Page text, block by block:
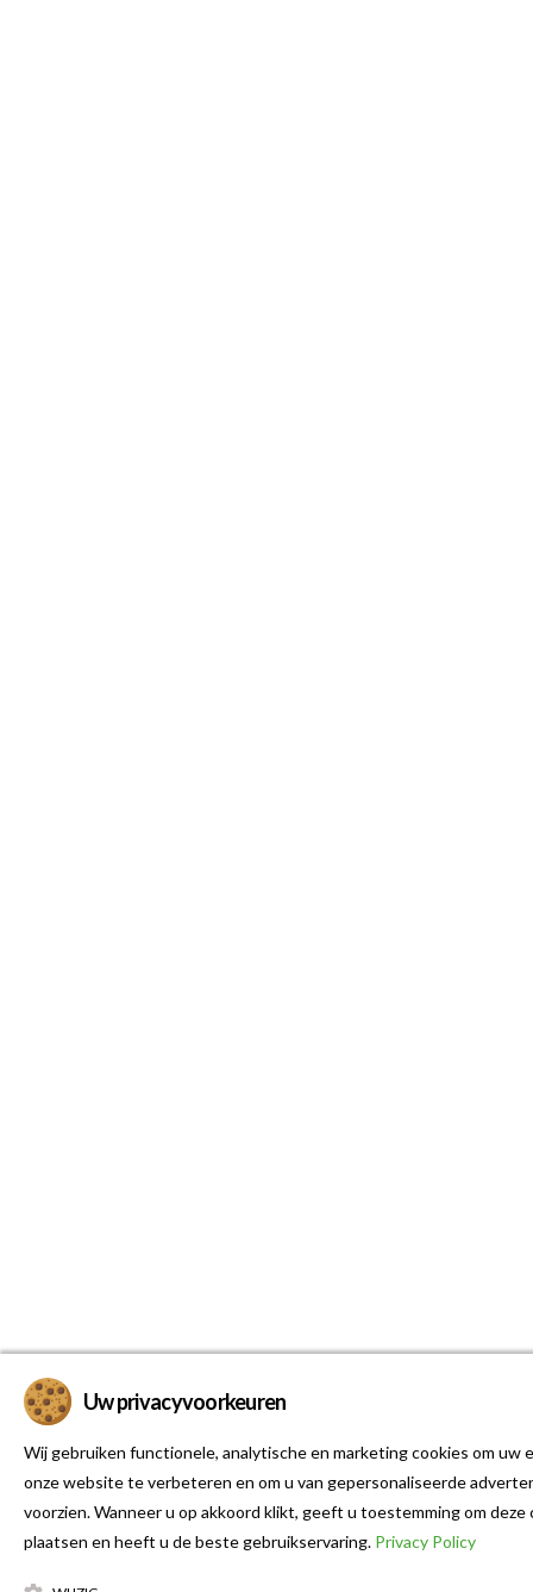
Uw privacyvoorkeuren
Wij gebruiken functionele, analytische en marketing cookies om uw
onze website te verbeteren en om u van gepersonaliseerde
voorzien. Wanneer u op akkoord klikt, geeft u toestemming om deze
plaatsen en heeft u de beste gebruikservaring. Privacy Policy